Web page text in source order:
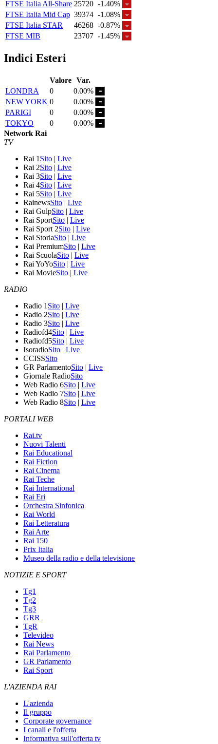
FTSE Italia All-Share 25720 -1.40%
FTSE Italia Mid Cap 39374 -1.08%
FTSE Italia STAR
46268 -0.87%
FTSE MIB
23707 -1.45%
Indici Esteri
Valore Var.
LONDRA
0
0.00%
NEW YORK 0
0.00%
PARIGI
0
0.00%
TOKYO
0
0.00%
Network Rai
TV
Rai 1 Sito | Live
Rai 2Sito | Live
Rai 3Sito | Live
Rai 4Sito | Live
Rai 5Sito | Live
RainewsSito | Live
Rai GulpSito | Live
Rai SportSito | Live
Rai Sport 2Sito | Live
Rai StoriaSito | Live
Rai PremiumSito | Live
Rai ScuolaSito | Live
Rai YoYoSito | Live
Rai MovieSito | Live
RADIO
Radio 1 Sito | Live
Radio 2Sito | Live
Radio 3Sito | Live
Radiofd4Sito | Live
Radiofd5Sito | Live
IsoradioSito | Live
CCISSSito
GR ParlamentoSito | Live
Giornale RadioSito
Web Radio 6Sito | Live
Web Radio 7Sito | Live
Web Radio 8Sito | Live
PORTALI WEB
Rai.tv
Nuovi Talenti
Rai Educational
Rai Fiction
Rai Cinema
Rai Teche
Rai International
Rai Eri
Orchestra Sinfonica
Rai World
Rai Letteratura
Rai Arte
Rai 150
Prix Italia
Museo della radio e della televisione
NOTIZIE E SPORT
Tg1
Tg2
Tg3
GRR
TgR
Televideo
Rai News
Rai Parlamento
GR Parlamento
Rai Sport
L'AZIENDA RAI
L'azienda
Il gruppo
Corporate governance
I canali e l'offerta
Informativa sull'offerta tv